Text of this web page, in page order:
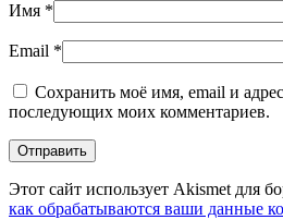
Имя *
Email *
Сохранить моё имя, email и
последующих моих комментариев.
Этот сайт использует Akismet для
как обрабатываются ваши данные